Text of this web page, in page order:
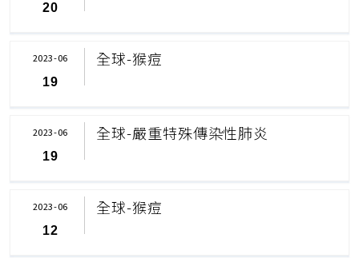
20
全球-猴痘
2023-06
19
全球-嚴重特殊傳染性肺炎
2023-06
19
全球-猴痘
2023-06
12